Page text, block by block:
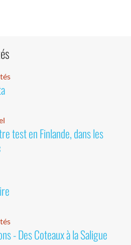
test en Finlande, dans les
- Des Coteaux à la Saligue